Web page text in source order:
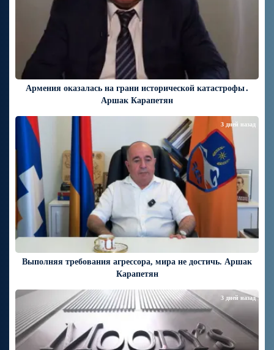
Армения оказалась на грани исторической катастрофы․
Аршак Карапетян
Выполняя требования агрессора, мира не достичь. Аршак
Карапетян
3 дней назад
3 дней назад